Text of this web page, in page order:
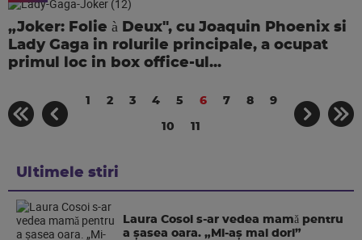
„Joker: Folie à Deux", cu Joaquin Phoenix si
Lady Gaga in rolurile principale, a ocupat
primul loc in box office-ul...
1 2 3 4 5 6 7 8 9
10 11
Ultimele stiri
Laura Cosoi s-ar vedea mamǎ pentru
a şasea oara. „Mi-aș mai dori”